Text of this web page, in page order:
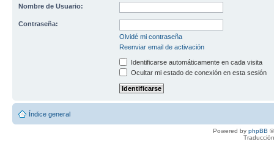
Nombre de Usuario:
Contraseña:
Olvidé mi contraseña
Reenviar email de activación
Identificarse automáticamente en cada visita
Ocultar mi estado de conexión en esta sesión
Índice general
Powered by phpBB